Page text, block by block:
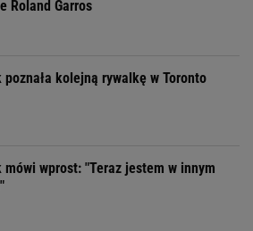
Roland Garros
poznała kolejną rywalkę w Toronto
mówi wprost: "Teraz jestem w innym